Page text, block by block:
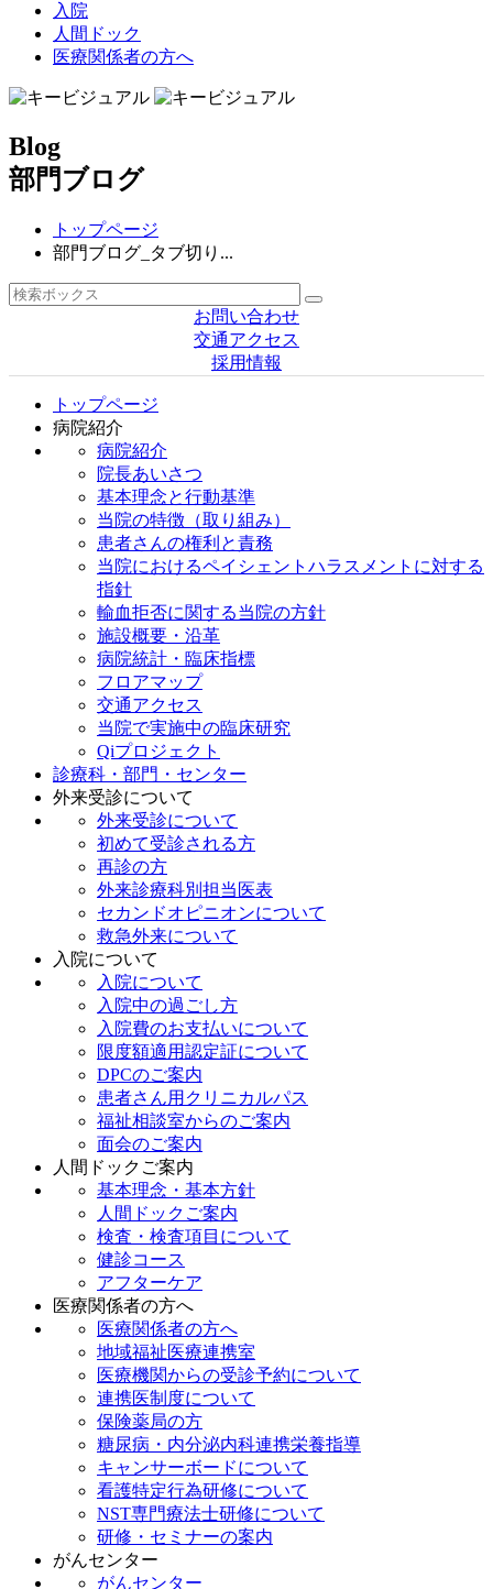
入院
人間ドック
医療関係者の方へ
Blog
部門ブログ
トップページ
部門ブログ_タブ切り...
お問い合わせ
交通アクセス
採用情報
トップページ
病院紹介
病院紹介
院長あいさつ
基本理念と行動基準
当院の特徴（取り組み）
患者さんの権利と責務
当院におけるペイシェントハラスメントに対する
指針
輸血拒否に関する当院の方針
施設概要・沿革
病院統計・臨床指標
フロアマップ
交通アクセス
当院で実施中の臨床研究
Qiプロジェクト
診療科・部門・センター
外来受診について
外来受診について
初めて受診される方
再診の方
外来診療科別担当医表
セカンドオピニオンについて
救急外来について
入院について
入院について
入院中の過ごし方
入院費のお支払いについて
限度額適用認定証について
DPCのご案内
患者さん用クリニカルパス
福祉相談室からのご案内
面会のご案内
人間ドックご案内
基本理念・基本方針
人間ドックご案内
検査・検査項目について
健診コース
アフターケア
医療関係者の方へ
医療関係者の方へ
地域福祉医療連携室
医療機関からの受診予約について
連携医制度について
保険薬局の方
糖尿病・内分泌内科連携栄養指導
キャンサーボードについて
看護特定行為研修について
NST専門療法士研修について
研修・セミナーの案内
がんセンター
がんセンター